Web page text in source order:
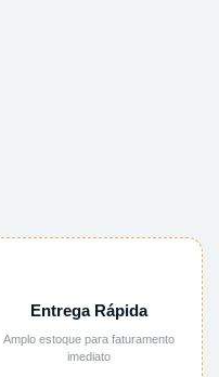
Entrega Rápida
Amplo estoque para faturamento
imediato